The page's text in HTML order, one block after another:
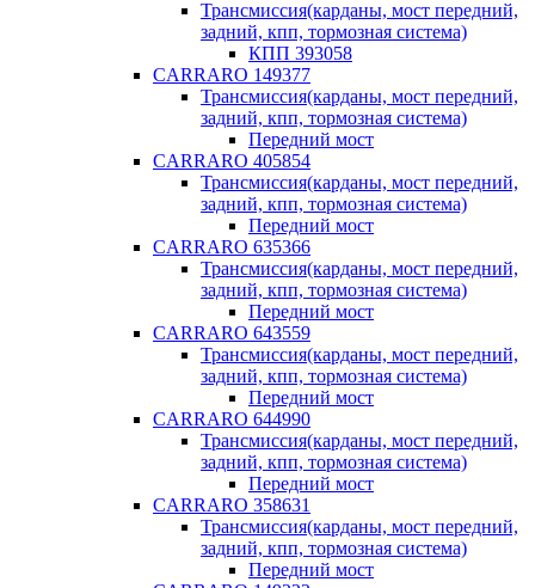
Трансмиссия(карданы, мост передний,
задний, кпп, тормозная система)
КПП 393058
CARRARO 149377
Трансмиссия(карданы, мост передний,
задний, кпп, тормозная система)
Передний мост
CARRARO 405854
Трансмиссия(карданы, мост передний,
задний, кпп, тормозная система)
Передний мост
CARRARO 635366
Трансмиссия(карданы, мост передний,
задний, кпп, тормозная система)
Передний мост
CARRARO 643559
Трансмиссия(карданы, мост передний,
задний, кпп, тормозная система)
Передний мост
CARRARO 644990
Трансмиссия(карданы, мост передний,
задний, кпп, тормозная система)
Передний мост
CARRARO 358631
Трансмиссия(карданы, мост передний,
задний, кпп, тормозная система)
Передний мост